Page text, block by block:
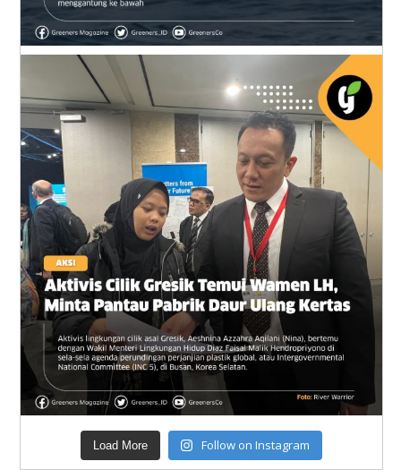
Load More Follow on Instagram